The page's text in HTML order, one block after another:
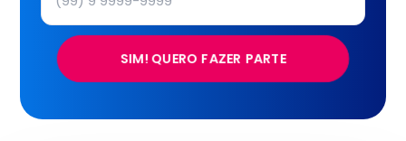
SIM! QUERO FAZER PARTE